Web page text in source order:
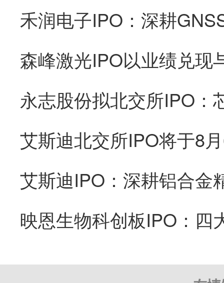
森峰激光IPO以业绩兑现
艾斯迪IPO：深耕铝合金